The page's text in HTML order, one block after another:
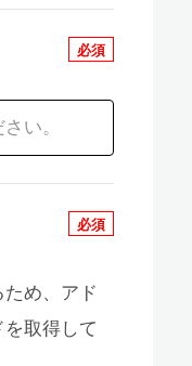
必須
必須
め、アド
取得して